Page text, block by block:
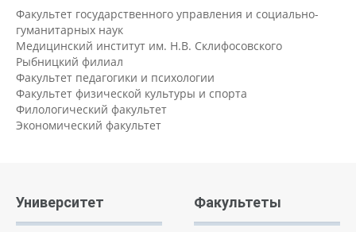
Факультет государственного управления и социально-
гуманитарных наук
Медицинский институт им. Н.В. Склифосовского
Рыбницкий филиал
Факультет педагогики и психологии
Факультет физической культуры и спорта
Филологический факультет
Экономический факультет
Университет Факультеты